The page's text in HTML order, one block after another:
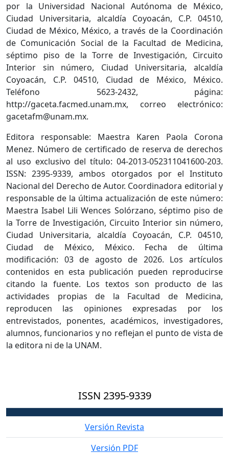
por la Universidad Nacional Autónoma de México,
Ciudad Universitaria, alcaldía Coyoacán, C.P. 04510,
Ciudad de México, México, a través de la Coordinación
de Comunicación Social de la Facultad de Medicina,
séptimo piso de la Torre de Investigación, Circuito
Interior sin número, Ciudad Universitaria, alcaldía
Coyoacán, C.P. 04510, Ciudad de México, México.
Teléfono 5623-2432, página:
http://gaceta.facmed.unam.mx, correo electrónico:
gacetafm@unam.mx.
Editora responsable: Maestra Karen Paola Corona
Menez. Número de certificado de reserva de derechos
al uso exclusivo del título: 04-2013-052311041600-203.
ISSN: 2395-9339, ambos otorgados por el Instituto
Nacional del Derecho de Autor. Coordinadora editorial y
responsable de la última actualización de este número:
Maestra Isabel Lili Wences Solórzano, séptimo piso de
la Torre de Investigación, Circuito Interior sin número,
Ciudad Universitaria, alcaldía Coyoacán, C.P. 04510,
Ciudad de México, México. Fecha de última
modificación: 03 de agosto de 2026. Los artículos
contenidos en esta publicación pueden reproducirse
citando la fuente. Los textos son producto de las
actividades propias de la Facultad de Medicina,
reproducen las opiniones expresadas por los
entrevistados, ponentes, académicos, investigadores,
alumnos, funcionarios y no reflejan el punto de vista de
la editora ni de la UNAM.
ISSN 2395-9339
Versión Revista
Versión PDF